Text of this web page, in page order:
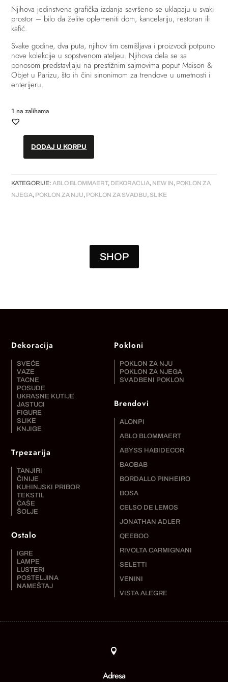
Njihova jedinstvena grafička izdanja savršeno se uklapaju u svaki
prostor – bilo da želite oplemeniti dom, kancelariju, restoran ili
kafić.
Svake godine, dva puta, njihov tim osmišljava i proizvodi potpuno
nove kolekcije u sopstvenom ateljeu. Njihova dela se sa
ponosom predstavljaju na prestižnim sajmovima poput Maison &
Objet u Parizu, što ih čini sinonimom za trendove u umetnosti i
enterijeru.
1 na zalihama
"The
Voice
Within
DODAJ U KORPU
KATEGORIJE:ABLO BLOMMAERT, DEKORACIJA, NEW IN, POKLON ZA
NJEGA, POKLON ZA NJU, POKLON ZA SVADBU, SLIKE
SHOP
Dekoracija
SVEĆE
VAZE
TACNE
POSUDE
UKRASNE KUTIJE
JASTUCI
FIGURE
SLIKE
KNJIGE
Trpezarija
TANJIRI
ČINIJE
KUHINJSKI PRIBOR
TEKSTIL
ČAŠE
ŠOLJE
Ostalo
IGRE
LAMPE
LUSTERI
POSTELJINA
NAMEŠTAJ
Pokloni
POKLON ZA NJU
POKLON ZA NJEGA
SVADBENI POKLON
Brendovi
ALONPI
ABLO BLOMMAERT
ABYSS HABIDECOR
BAOBAB
BORDALLO PINHEIRO
BOSA
CELSO DE LEMOS
JONATHAN ADLER
QEEBOO
RIVOLTA CARMIGNANI
SELETTI
VENINI
VISTA ALEGRE

Adresa